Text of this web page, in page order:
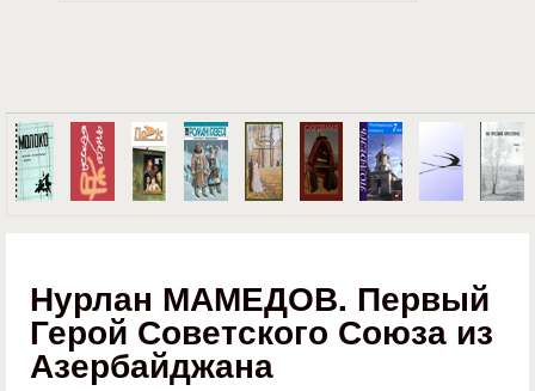
Нурлан МАМЕДОВ. Первый
Герой Советского Союза из
Азербайджана